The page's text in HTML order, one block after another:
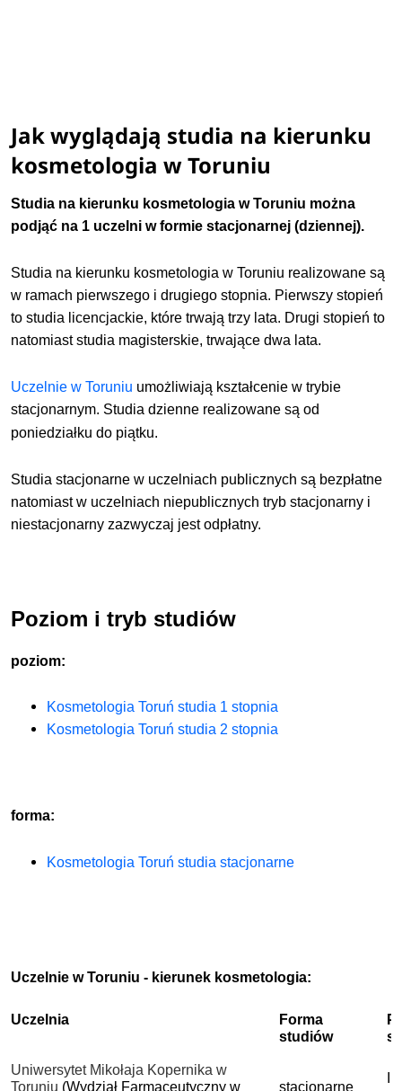
Jak wyglądają studia na kierunku
kosmetologia w Toruniu
Studia na kierunku kosmetologia w Toruniu można
podjąć na 1 uczelni w formie stacjonarnej (dziennej).
Studia na kierunku kosmetologia w Toruniu realizowane są
w ramach pierwszego i drugiego stopnia. Pierwszy stopień
to studia licencjackie, które trwają trzy lata. Drugi stopień to
natomiast studia magisterskie, trwające dwa lata.
Uczelnie w Toruniu umożliwiają kształcenie w trybie
stacjonarnym. Studia dzienne realizowane są od
poniedziałku do piątku.
Studia stacjonarne w uczelniach publicznych są bezpłatne
natomiast w uczelniach niepublicznych tryb stacjonarny i
niestacjonarny zazwyczaj jest odpłatny.
Poziom i tryb studiów
poziom:
Kosmetologia Toruń studia 1 stopnia
Kosmetologia Toruń studia 2 stopnia
forma:
Kosmetologia Toruń studia stacjonarne
Uczelnie w Toruniu - kierunek kosmetologia:
Uczelnia
Forma
studiów
Uniwersytet Mikołaja Kopernika w
Toruniu (Wydział Farmaceutyczny w stacjonarne